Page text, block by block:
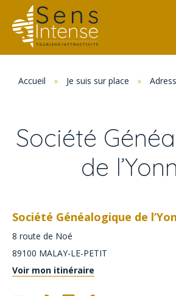
Accueil » Je suis sur place »
Société
de
Société Généalogique de
8 route de Noé
89100 MALAY-LE-PETIT
Voir mon itinéraire